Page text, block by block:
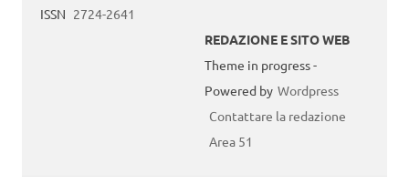
ISSN 2724-2641
REDAZIONE E SITO WEB
Theme in progress -
Powered by Wordpress
Contattare la redazione
Area 51